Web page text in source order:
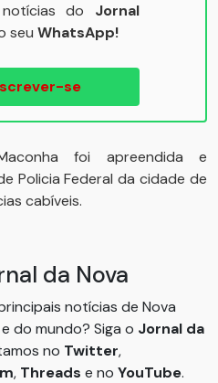
do Jornal
seu WhatsApp!
se
foi apreendida e
Policia Federal da cidade de
cabíveis.
da Nova
notícias de Nova
do mundo? Siga o Jornal da
no Twitter,
, Threads e no YouTube.